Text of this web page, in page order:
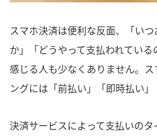
スマホ決済は便利な反面、「い
か」「どうやって支払われてい
感じる人も少なくありません。
ングには「前払い」「即時払い」
決済サービスによって支払いの